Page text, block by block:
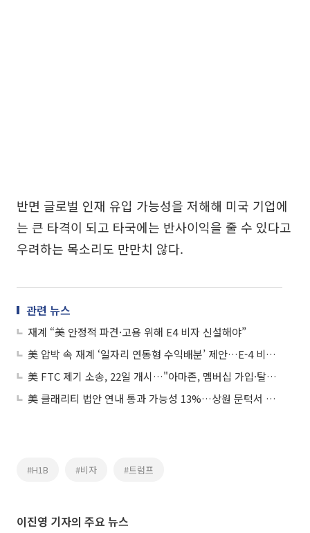
반면 글로벌 인재 유입 가능성을 저해해 미국 기업에
는 큰 타격이 되고 타국에는 반사이익을 줄 수 있다고
우려하는 목소리도 만만치 않다.
관련 뉴스
재계 “美 안정적 파견·고용 위해 E4 비자 신설해야”
美 압박 속 재계 ‘일자리 연동형 수익배분’ 제안…E-4 비자 신설 요구도
美 FTC 제기 소송, 22일 개시…"아마존, 멤버십 가입·탈퇴 꼼수로 소비자 기만“
美 클래리티 법안 연내 통과 가능성 13%…상원 문턱서 제동
#H1B #비자 #트럼프
이진영 기자의 주요 뉴스